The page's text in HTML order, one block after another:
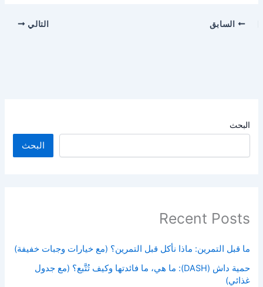
البحث
البحث
Recent Posts
ما قبل التمرين: ماذا نأكل قبل التمرين؟ (مع خيارات وجبات خفيفة)
حمية داش (DASH): ما هي، ما فائدتها وكيف تُتَّبع؟ (مع جدول
غذائي)
السابق التالي